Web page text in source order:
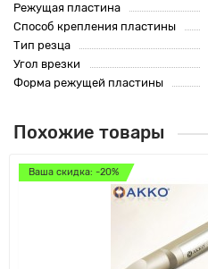
Режущая пластина
Способ крепления пластины
Тип резца
Угол врезки
Форма режущей пластины
Похожие товары
Ваша скидка: -20%